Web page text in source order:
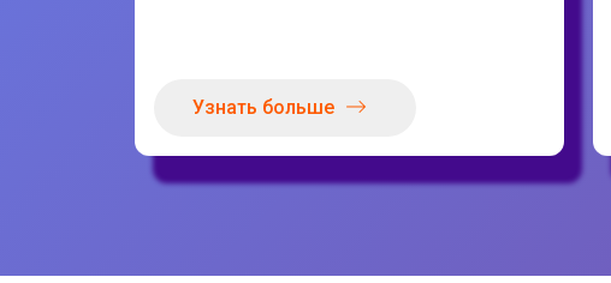
Узнать больше